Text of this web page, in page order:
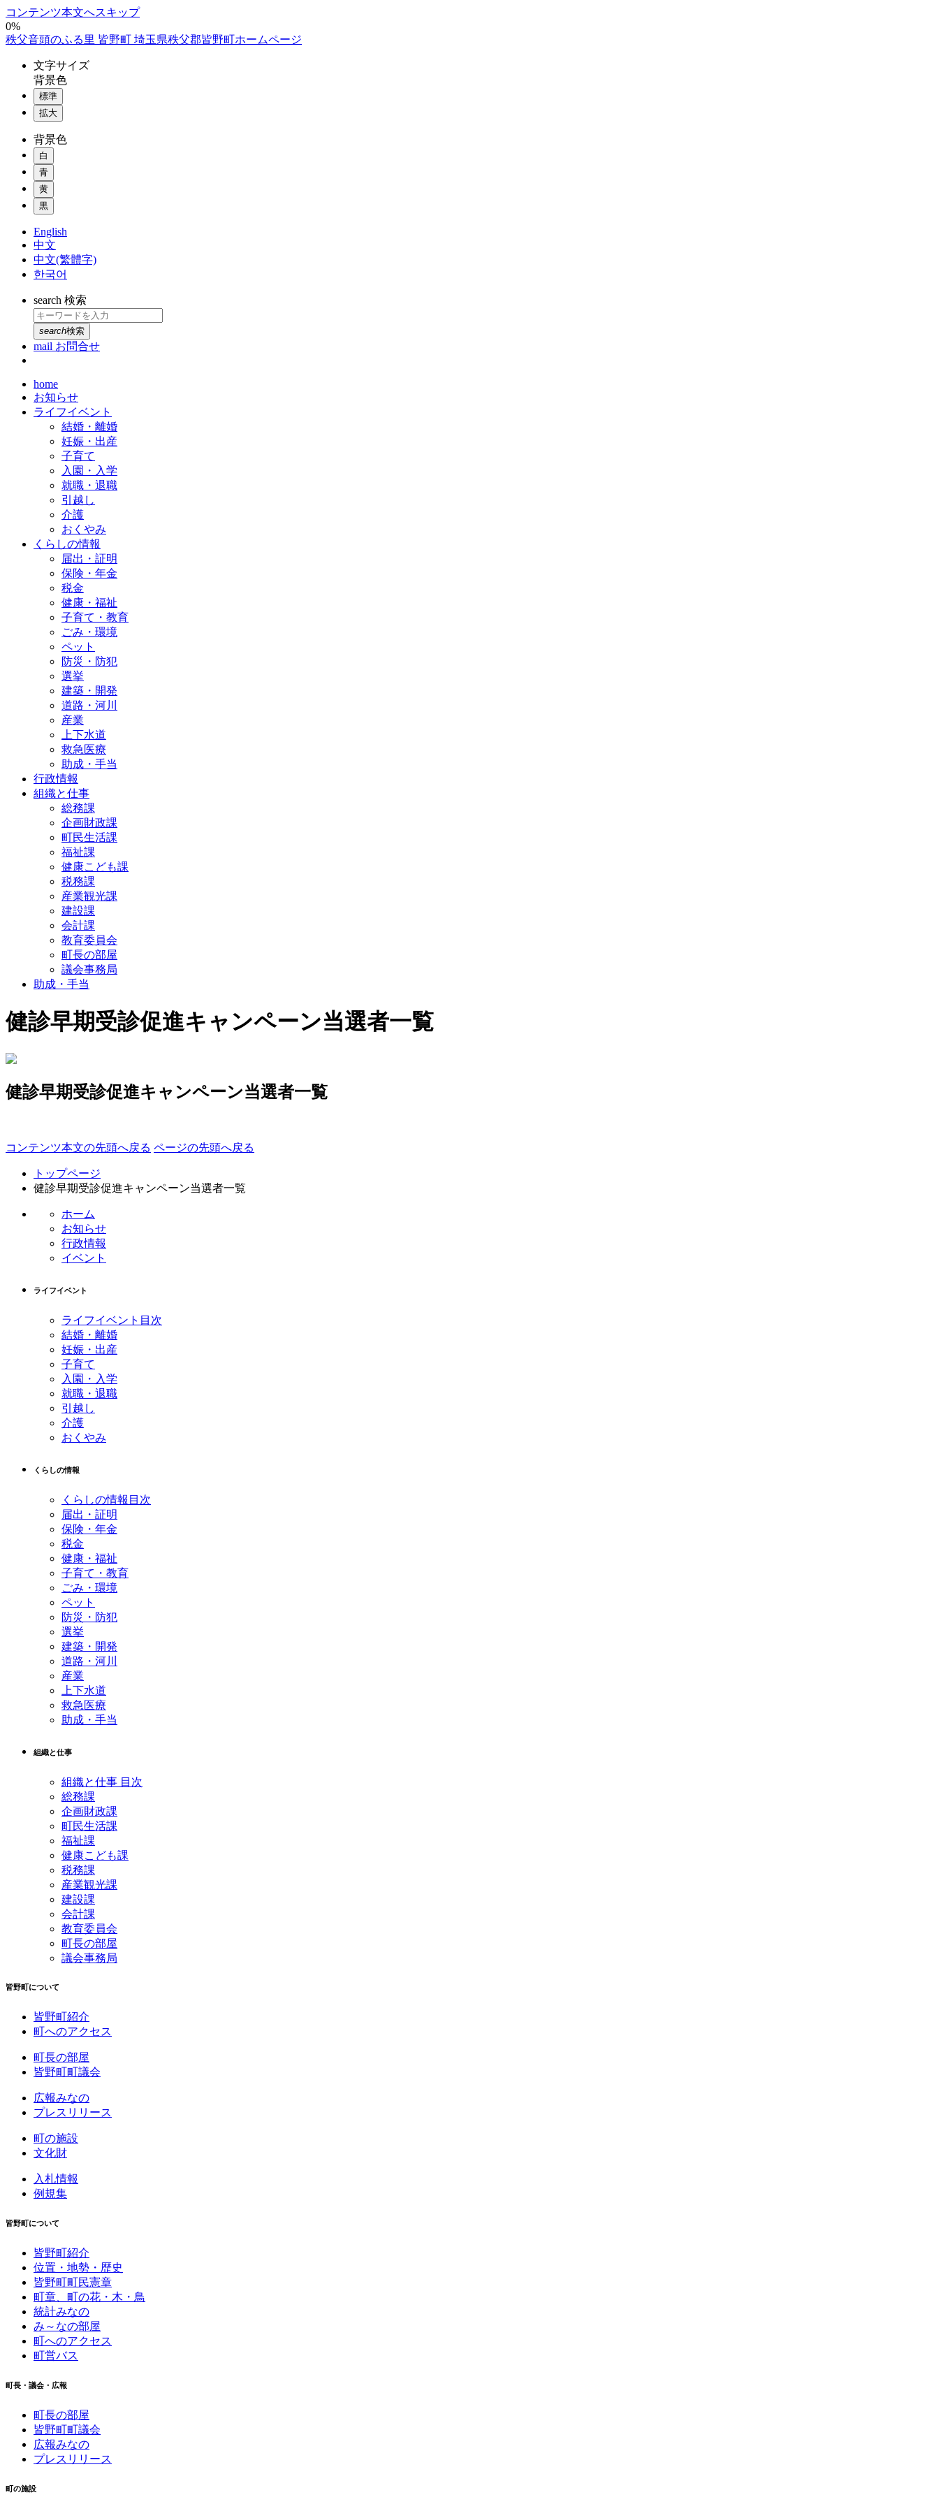
コンテンツ本文へスキップ
0%
秩父音頭のふる里 皆野町 埼玉県秩父郡皆野町ホームページ
文字サイズ
背景色
標準
拡大
背景色
白
青
黄
黒
English
中文
中文(繁體字)
한국어
search 検索
search検索
mail お問合せ
home
お知らせ
ライフイベント
結婚・離婚
妊娠・出産
子育て
入園・入学
就職・退職
引越し
介護
おくやみ
くらしの情報
届出・証明
保険・年金
税金
健康・福祉
子育て・教育
ごみ・環境
ペット
防災・防犯
選挙
建築・開発
道路・河川
産業
上下水道
救急医療
助成・手当
行政情報
組織と仕事
総務課
企画財政課
町民生活課
福祉課
健康こども課
税務課
産業観光課
建設課
会計課
教育委員会
町長の部屋
議会事務局
助成・手当
健診早期受診促進キャンペーン当選者一覧
健診早期受診促進キャンペーン当選者一覧
コンテンツ本文の先頭へ戻る ページの先頭へ戻る
トップページ
健診早期受診促進キャンペーン当選者一覧
ホーム
お知らせ
行政情報
イベント
ライフイベント
ライフイベント目次
結婚・離婚
妊娠・出産
子育て
入園・入学
就職・退職
引越し
介護
おくやみ
くらしの情報
くらしの情報目次
届出・証明
保険・年金
税金
健康・福祉
子育て・教育
ごみ・環境
ペット
防災・防犯
選挙
建築・開発
道路・河川
産業
上下水道
救急医療
助成・手当
組織と仕事
組織と仕事 目次
総務課
企画財政課
町民生活課
福祉課
健康こども課
税務課
産業観光課
建設課
会計課
教育委員会
町長の部屋
議会事務局
皆野町について
皆野町紹介
町へのアクセス
町長の部屋
皆野町町議会
広報みなの
プレスリリース
町の施設
文化財
入札情報
例規集
皆野町について
皆野町紹介
位置・地勢・歴史
皆野町町民憲章
町章、町の花・木・鳥
統計みなの
み～なの部屋
町へのアクセス
町営バス
町長・議会・広報
町長の部屋
皆野町町議会
広報みなの
プレスリリース
町の施設